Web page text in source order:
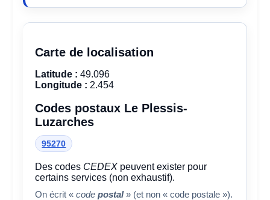
Carte de localisation
Latitude : 49.096
Longitude : 2.454
Codes postaux Le Plessis-
Luzarches
95270
Des codes CEDEX peuvent exister pour
certains services (non exhaustif).
On écrit «codepostal» (et non « code postale »).